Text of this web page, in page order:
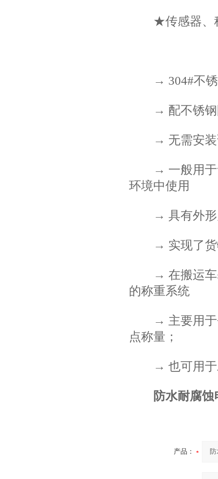
★传感器、称
→ 304#不锈
→ 配不锈钢防
→ 无需安装
→ 一般用于食
环境中使用
→ 具有外形尺
→ 实现了货物
→ 在搬运车基
的称重系统
→ 主要用于仓
点称量；
→ 也可用于工
防水耐腐
产品：